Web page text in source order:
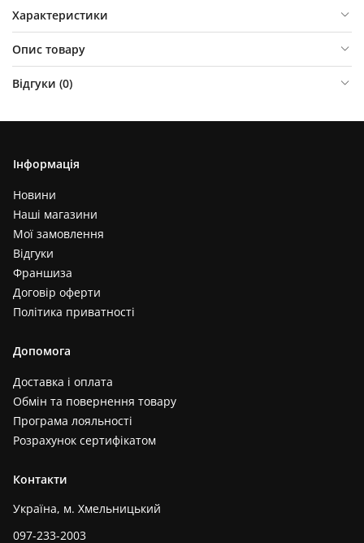
Характеристики
Опис товару
Відгуки (0)
Інформація
Новини
Наші магазини
Мої замовлення
Відгуки
Франшиза
Договір оферти
Політика приватності
Допомога
Доставка і оплата
Обмін та повернення товару
Програма лояльності
Розрахунок сертифікатом
Контакти
Україна, м. Хмельницький
097-233-2003